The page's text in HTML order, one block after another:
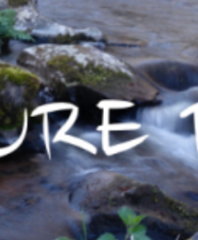
Site De
L'association
Loisirs
Nature
Paulhac